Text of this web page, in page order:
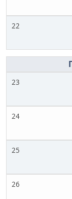
22
23
24
25
26